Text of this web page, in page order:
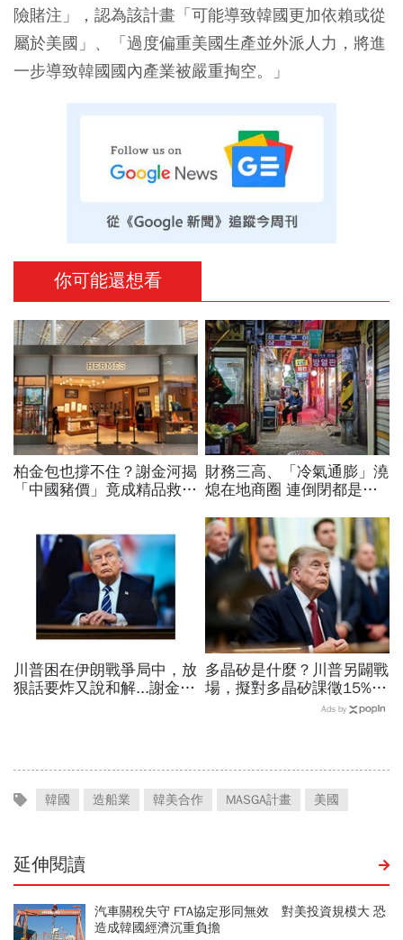
險賭注」，認為該計畫「可能導致韓國更加依賴或從
屬於美國」、「過度偏重美國生產並外派人力，將進
一步導致韓國國內產業被嚴重掏空。」
你可能還想看
柏金包也撐不住？謝金河揭
「中國豬價」竟成精品救命
財務三高、「冷氣通膨」澆
熄在地商圈 連倒閉都是奢
川普困在伊朗戰爭局中，放
狠話要炸又說和解...謝金河
多晶矽是什麼？川普另闢戰
場，擬對多晶矽課徵15%關
稅…劍指中國？晶片與太陽
Ads by
韓國 造船業 韓美合作 MASGA計畫 美國
延伸閱讀
汽車關稅失守 FTA協定形同無效 對美投資規模大 恐
造成韓國經濟沉重負擔